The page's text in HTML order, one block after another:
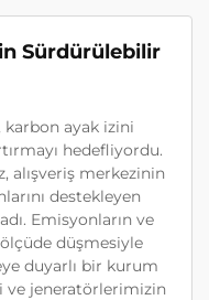
Sürdürülebilir
karbon ayak izini
hedefliyordu.
alışveriş merkezinin
destekleyen
Emisyonların ve
düşmesiyle
duyarlı bir kurum
ve jeneratörlerimizin